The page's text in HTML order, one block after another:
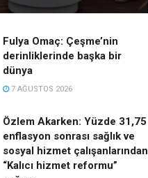
Fulya Omaç: Çeşme’nin
derinliklerinde başka bir
dünya
7 AĞUSTOS 2026
Özlem Akarken: Yüzde 31,75
enflasyon sonrası sağlık ve
sosyal hizmet çalışanlarından
“Kalıcı hizmet reformu”